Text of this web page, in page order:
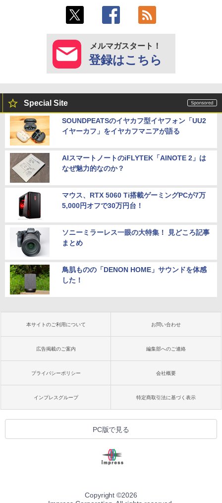
メルマガスタート！
登録はこちら
Special Site
SOUNDPEATSのイヤカフ型イヤフォン「UU2
イヤーカフ」をイヤカフマニアが語る
AIスマートノートのiFLYTEK「AINOTE 2」は
なぜ魅力的なのか？
マウス、RTX 5060 Ti搭載ゲーミングPCが7万
5,000円オフで30万円台！
ソニーミラーレス一眼の大特集！ 見どころ記事
まとめ
鳥肌ものの「DENON HOME」サウンドを体感
した！
本サイトのご利用について お問い合わせ
広告掲載のご案内 編集部へのご連絡
プライバシーポリシー 会社概要
インプレスグループ 特定商取引法に基づく表示
PC版で見る
Copyright ©2026